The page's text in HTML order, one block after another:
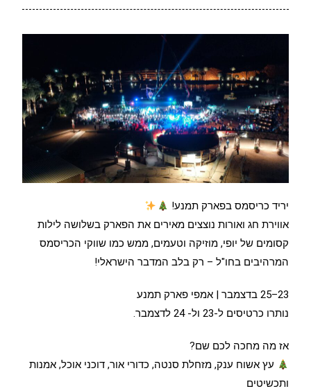
יריד כריסמס בפארק תמנע!
אווירת חג ואורות נוצצים מאירים את הפארק בשלושה לילות
קסומים של יופי, מוזיקה וטעמים, ממש כמו שווקי הכריסמס
המרהיבים בחו"ל – רק בלב המדבר הישראלי!
23–25 בדצמבר | אמפי פארק תמנע
נותרו כרטיסים ל-23 ול- 24 לדצמבר.
אז מה מחכה לכם שם?
עץ אשוח ענק, מזחלת סנטה, כדורי אור, דוכני אוכל, אמנות
ותכשיטים